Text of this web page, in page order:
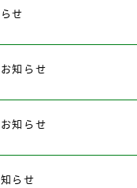
せ
知らせ
知らせ
らせ